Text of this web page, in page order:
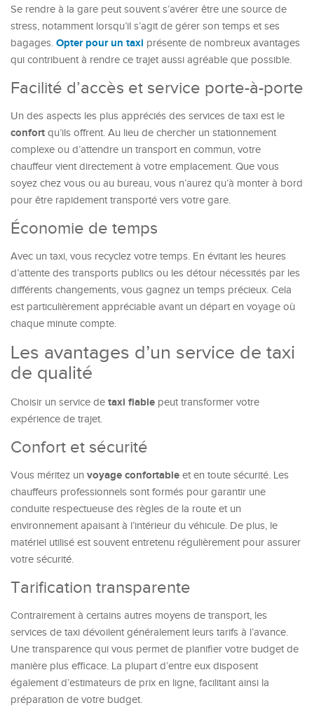
Se rendre à la gare peut souvent s’avérer être une source de
stress, notamment lorsqu’il s’agit de gérer son temps et ses
bagages. Opter pour un taxi présente de nombreux avantages
qui contribuent à rendre ce trajet aussi agréable que possible.
Facilité d’accès et service porte-à-porte
Un des aspects les plus appréciés des services de taxi est le
confort qu’ils offrent. Au lieu de chercher un stationnement
complexe ou d’attendre un transport en commun, votre
chauffeur vient directement à votre emplacement. Que vous
soyez chez vous ou au bureau, vous n’aurez qu’à monter à bord
pour être rapidement transporté vers votre gare.
Économie de temps
Avec un taxi, vous recyclez votre temps. En évitant les heures
d’attente des transports publics ou les détour nécessités par les
différents changements, vous gagnez un temps précieux. Cela
est particulièrement appréciable avant un départ en voyage où
chaque minute compte.
Les avantages d’un service de taxi
de qualité
Choisir un service de taxi fiable peut transformer votre
expérience de trajet.
Confort et sécurité
Vous méritez un voyage confortable et en toute sécurité. Les
chauffeurs professionnels sont formés pour garantir une
conduite respectueuse des règles de la route et un
environnement apaisant à l’intérieur du véhicule. De plus, le
matériel utilisé est souvent entretenu régulièrement pour assurer
votre sécurité.
Tarification transparente
Contrairement à certains autres moyens de transport, les
services de taxi dévoilent généralement leurs tarifs à l’avance.
Une transparence qui vous permet de planifier votre budget de
manière plus efficace. La plupart d’entre eux disposent
également d’estimateurs de prix en ligne, facilitant ainsi la
préparation de votre budget.